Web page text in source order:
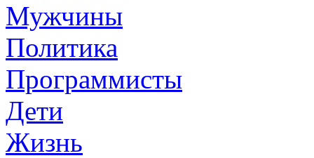
Мужчины
Политика
Программисты
Дети
Жизнь